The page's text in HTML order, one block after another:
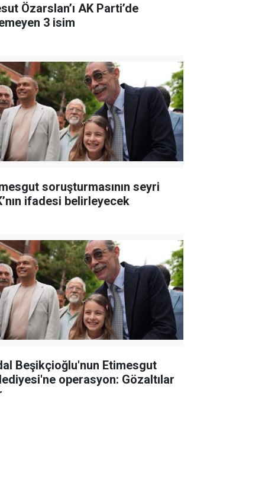
Özarslan’ı AK Parti’de
3 isim
soruşturmasının seyri
ifadesi belirleyecek
Beşikçioğlu'nun Etimesgut
operasyon: Gözaltılar